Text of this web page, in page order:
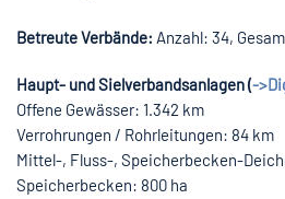
Betreute Verbände: Anzahl: 34,
Haupt- und Sielverbandsanlagen (-
Offene Gewässer: 1.342 km
Verrohrungen / Rohrleitungen: 84 km
Mittel-, Fluss-, Speicherbecken-
Speicherbecken: 800 ha